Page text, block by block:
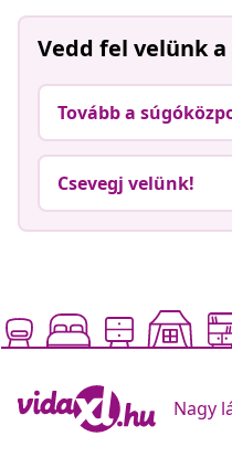
Vedd fel velünk
Tovább a
Csevegj velünk!
Nagy